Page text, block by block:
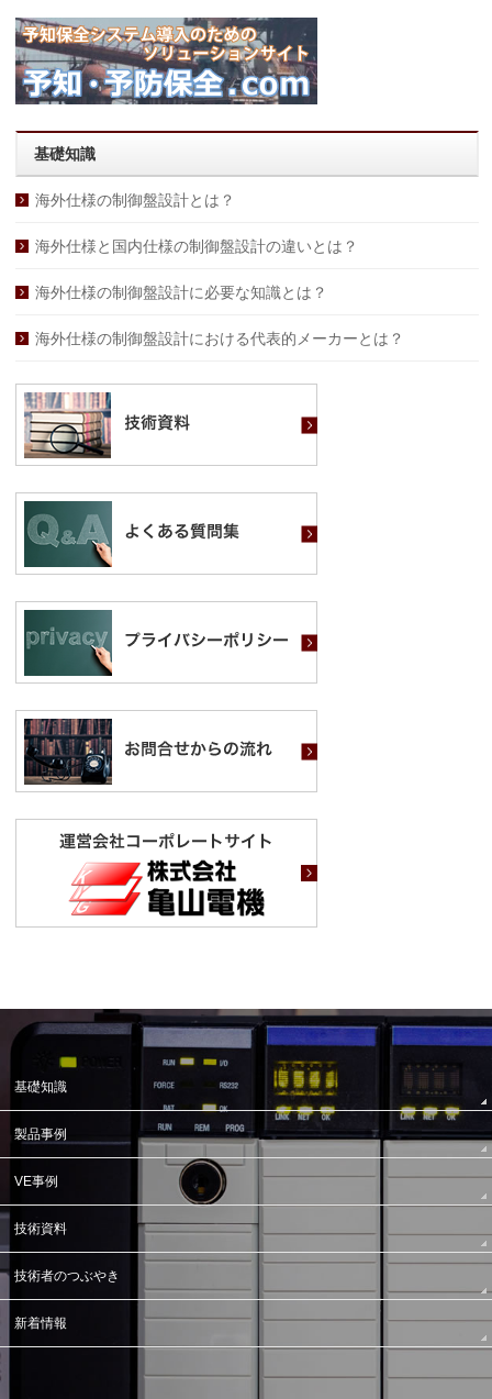
基礎知識
海外仕様の制御盤設計とは？
海外仕様と国内仕様の制御盤設計の違いとは？
海外仕様の制御盤設計に必要な知識とは？
海外仕様の制御盤設計における代表的メーカーとは？
基礎知識
製品事例
VE事例
技術資料
技術者のつぶやき
新着情報